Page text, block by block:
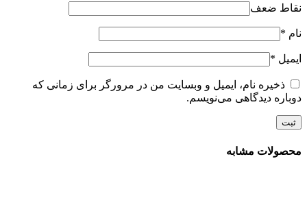
نقاط ضعف
نام *
ایمیل *
ذخیره نام، ایمیل و وبسایت من در مرورگر برای زمانی که
دوباره دیدگاهی می‌نویسم.
محصولات مشابه